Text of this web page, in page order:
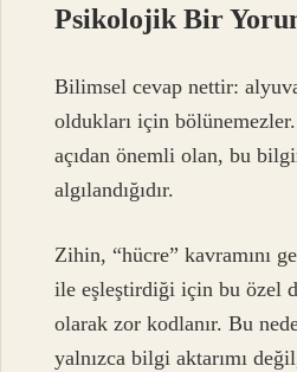
Psikolojik Bir
Bilimsel cevap nettir:
oldukları için
açıdan önemli olan, bu
algılandığıdır.
Zihin, “hücre” kavramını
ile eşleştirdiği için bu özel
olarak zor kodlanır. Bu
yalnızca bilgi aktarımı